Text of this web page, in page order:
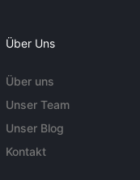
Über Uns
Über uns
Unser Team
Unser Blog
Kontakt